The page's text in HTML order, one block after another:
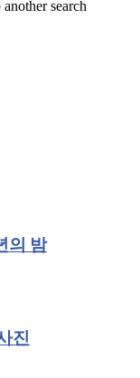
search
의 밤
진